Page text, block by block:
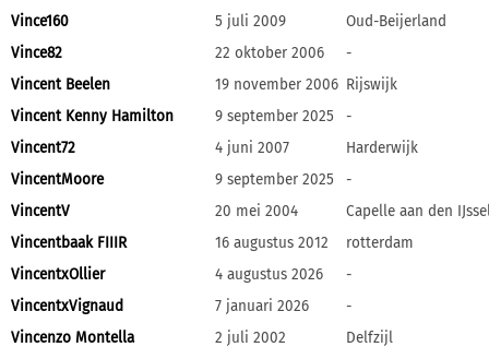
Vince160
5 juli 2009
Oud-Beijerland
Vince82
22 oktober 2006
-
Vincent Beelen
19 november 2006 Rijswijk
Vincent Kenny Hamilton
9 september 2025
-
Vincent72
4 juni 2007
Harderwijk
VincentMoore
9 september 2025
-
VincentV
20 mei 2004
Capelle aan den
Vincentbaak FIIIR
16 augustus 2012
rotterdam
VincentxOllier
4 augustus 2026
-
VincentxVignaud
7 januari 2026
-
Vincenzo Montella
2 juli 2002
Delfzijl